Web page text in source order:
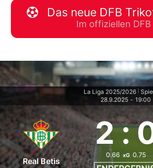
WM 2026 Spielplan
downloaden &
Das neue DFB
Im offiziellen
La Liga 2025/2026
28.9.2025 - 19:00
Real Betis
2:
0.66 xG 0.75